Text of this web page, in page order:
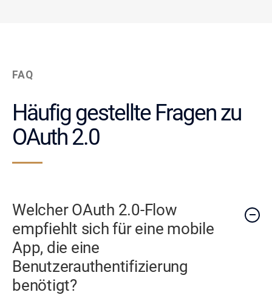
FAQ
Häufig gestellte Fragen zu
OAuth 2.0
Welcher OAuth 2.0-Flow
empfiehlt sich für eine mobile
App, die eine
Benutzerauthentifizierung
benötigt?